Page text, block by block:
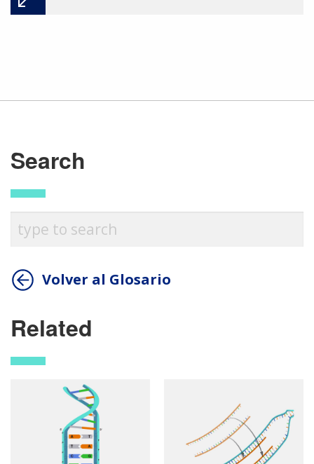
RESEARCH
RESEARCH
NEWS &
ABOUT
NHGRI
Search
Volver al Glosario
Related